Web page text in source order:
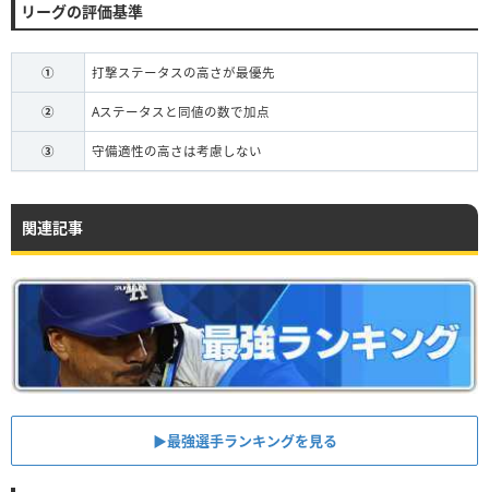
リーグの評価基準
① 打撃ステータスの高さが最優先
② Aステータスと同値の数で加点
③ 守備適性の高さは考慮しない
関連記事
▶︎最強選手ランキングを見る